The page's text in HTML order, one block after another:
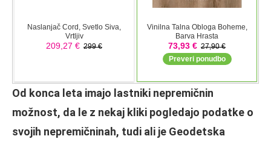
Od konca leta imajo lastniki nepremičnin
možnost, da le z nekaj kliki pogledajo podatke o
svojih nepremičninah, tudi ali je Geodetska